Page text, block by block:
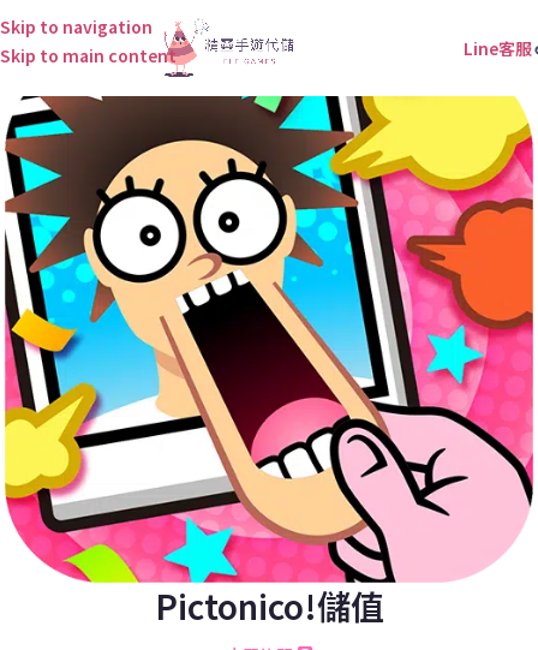
Skip to navigation
Skip to main content
Line客服
Pictonico!儲值